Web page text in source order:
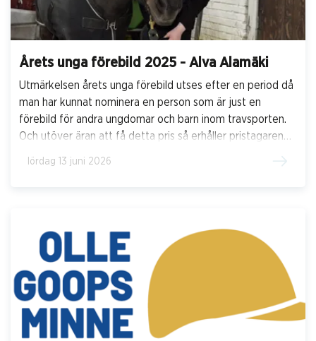
Årets unga förebild 2025 - Alva Alamäki
Utmärkelsen årets unga förebild utses efter en period då
man har kunnat nominera en person som är just en
förebild för andra ungdomar och barn inom travsporten.
Och utöver äran att få detta pris så erhåller pristagaren
lördag 13 juni 2026